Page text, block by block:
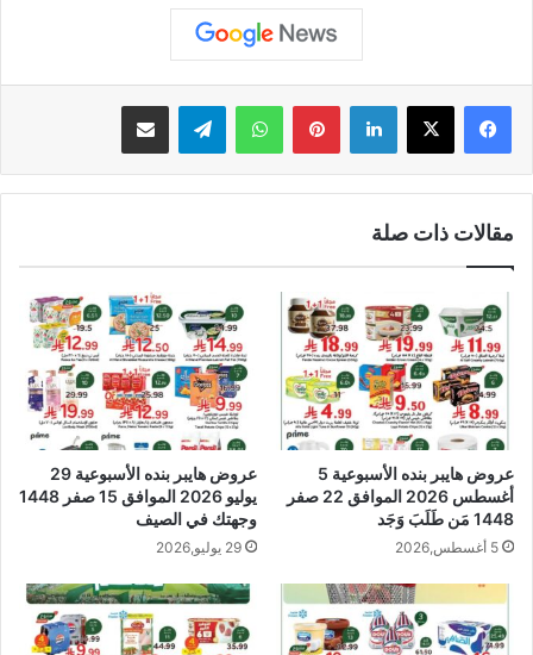
لينكدإن بينتيريستواتساب تيلقرام مشاركة عبر البريد
مقالات ذات صلة
عروض هايبر بنده الأسبوعية 5
أغسطس 2026 الموافق 22 صفر
1448 مَن طَلَبَ وَجَد
5 أغسطس,2026
عروض هايبر بنده الأسبوعية 29
يوليو 2026 الموافق 15 صفر 1448
وجهتك في الصيف
29 يوليو,2026